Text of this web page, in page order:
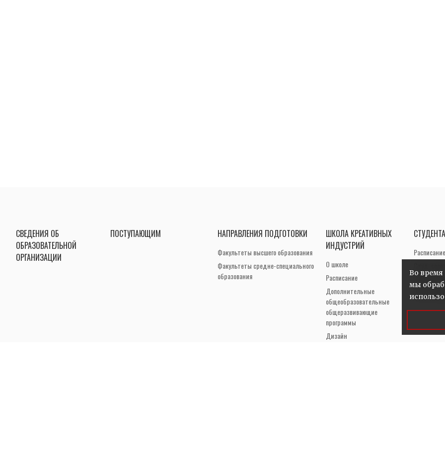
Во время
мы
СВЕДЕНИЯ ОБ
ОБРАЗОВАТЕЛЬНОЙ
ОРГАНИЗАЦИИ
ПОСТУПАЮЩИМ НАПРАВЛЕНИЯ ПОДГОТОВКИ
Факультеты высшего образования
Факультеты средне-специального
образования
ШКОЛА КРЕАТИВНЫХ
ИНДУСТРИЙ
О школе
Расписание
Дополнительные
общеобразовательные
общеразвивающие
программы
Дизайн
Расписание